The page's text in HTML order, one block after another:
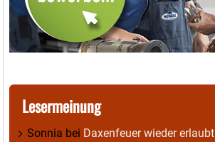
Lesermeinung
Sonnia bei Daxenfeuer wieder erlaubt